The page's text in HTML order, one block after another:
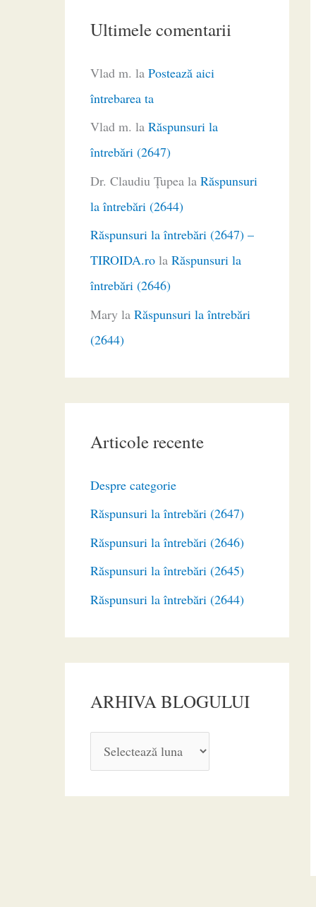
Ultimele comentarii
Vlad m. la Postează aici
întrebarea ta
Vlad m. la Răspunsuri la
întrebări (2647)
Dr. Claudiu Ţupea la Răspunsuri
la întrebări (2644)
Răspunsuri la întrebări (2647) –
TIROIDA.ro la Răspunsuri la
întrebări (2646)
Mary la Răspunsuri la întrebări
(2644)
Articole recente
Despre categorie
Răspunsuri la întrebări (2647)
Răspunsuri la întrebări (2646)
Răspunsuri la întrebări (2645)
Răspunsuri la întrebări (2644)
ARHIVA BLOGULUI
R
H